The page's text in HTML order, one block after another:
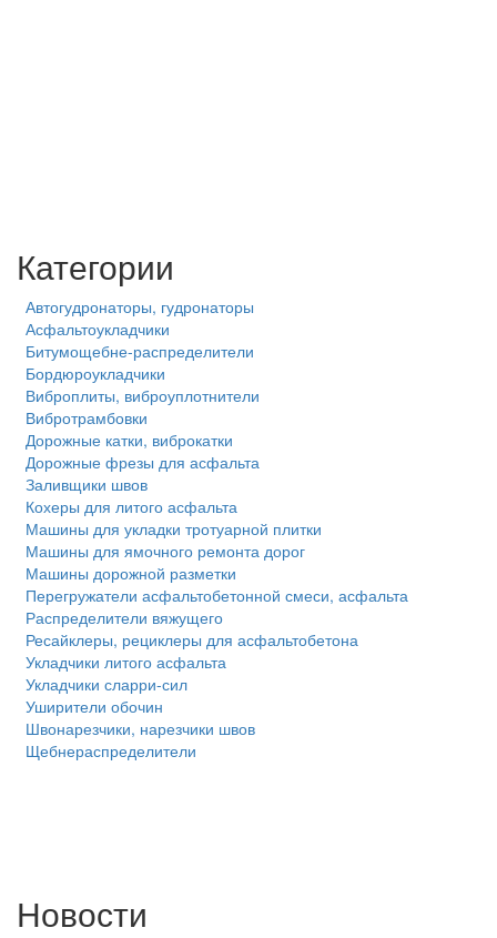
Категории
Автогудронаторы, гудронаторы
Асфальтоукладчики
Битумощебне-распределители
Бордюроукладчики
Виброплиты, виброуплотнители
Вибротрамбовки
Дорожные катки, виброкатки
Дорожные фрезы для асфальта
Заливщики швов
Кохеры для литого асфальта
Машины для укладки тротуарной плитки
Машины для ямочного ремонта дорог
Машины дорожной разметки
Перегружатели асфальтобетонной смеси, асфальта
Распределители вяжущего
Ресайклеры, рециклеры для асфальтобетона
Укладчики литого асфальта
Укладчики сларри-сил
Уширители обочин
Швонарезчики, нарезчики швов
Щебнераспределители
Новости